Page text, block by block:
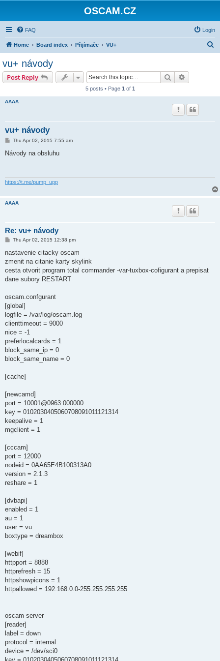
OSCAM.CZ
FAQ Login
Home Board index Přijímače VU+
vu+ návody
Post Reply Search
5 posts • Page 1 of 1
AAAA
vu+ návody
P
s
Thu Apr 02, 2015 7:55 am
Návody na obsluhu
https://t.me/pump_upp
AAAA
Re: vu+ návody
P
s
Thu Apr 02, 2015 12:38 pm
nastavenie citacky oscam
zmenit na citanie karty skylink
cesta otvorit program total commander -var-tuxbox-cofigurant a prepisat
dane subory RESTART
oscam.confgurant
[global]
logfile = /var/log/oscam.log
clienttimeout = 9000
nice = -1
preferlocalcards = 1
block_same_ip = 0
block_same_name = 0
[cache]
[newcamd]
port = 10001@0963:000000
key = 0102030405060708091011121314
keepalive = 1
mgclient = 1
[cccam]
port = 12000
nodeid = 0AA65E4B100313A0
version = 2.1.3
reshare = 1
[dvbapi]
enabled = 1
au = 1
user = vu
boxtype = dreambox
[webif]
httpport = 8888
httprefresh = 15
httpshowpicons = 1
httpallowed = 192.168.0.0-255.255.255.255
oscam server
[reader]
label = down
protocol = internal
device = /dev/sci0